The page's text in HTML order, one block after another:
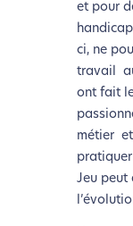
et pour
ci, ne
travail
ont fait
métier et
Jeu